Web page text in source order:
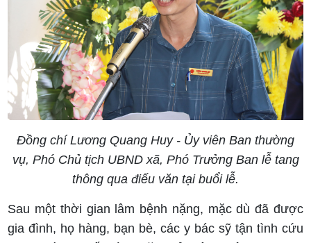
Đồng chí Lương Quang Huy - Ủy viên Ban thường
vụ, Phó Chủ tịch UBND xã, Phó Trưởng Ban lễ tang
thông qua điếu văn tại buổi lễ.
Sau một thời gian lâm bệnh nặng, mặc dù đã được
gia đình, họ hàng, bạn bè, các y bác sỹ tận tình cứu